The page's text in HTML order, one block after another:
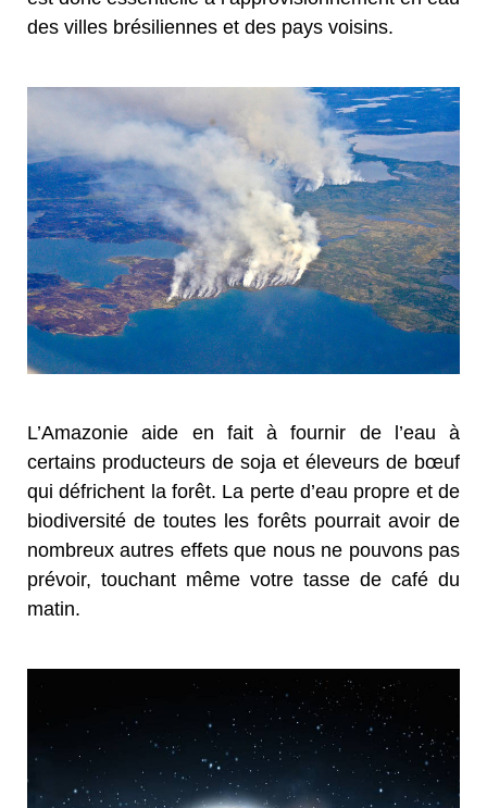
des villes brésiliennes et des pays voisins.
L’Amazonie aide en fait à fournir de l’eau à
certains producteurs de soja et éleveurs de bœuf
qui défrichent la forêt. La perte d’eau propre et de
biodiversité de toutes les forêts pourrait avoir de
nombreux autres effets que nous ne pouvons pas
prévoir, touchant même votre tasse de café du
matin.